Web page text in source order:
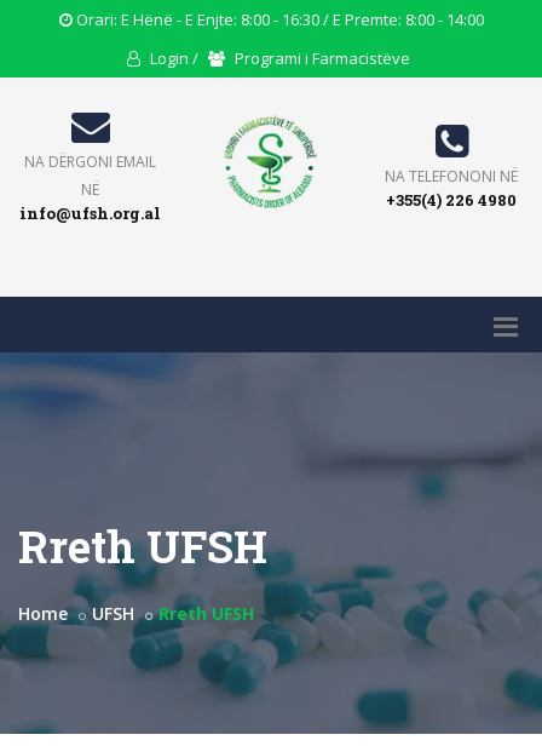
Opening
Orari: E Hënë - E Enjte: 8:00 - 16:30 / E Premte: 8:00 - 14:00
User
Login /
Users
Programi i Farmacistëve
Email
NA DËRGONI EMAIL
NË
info@ufsh.org.al
Phone
Icon
NA TELEFONONI NË
+355(4) 226 4980
Rreth UFSH
Home UFSH Rreth UFSH